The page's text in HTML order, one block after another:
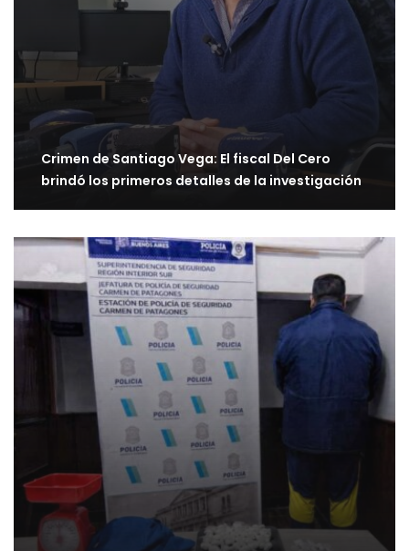
Crimen de Santiago Vega: El fiscal Del Cero
brindó los primeros detalles de la investigación